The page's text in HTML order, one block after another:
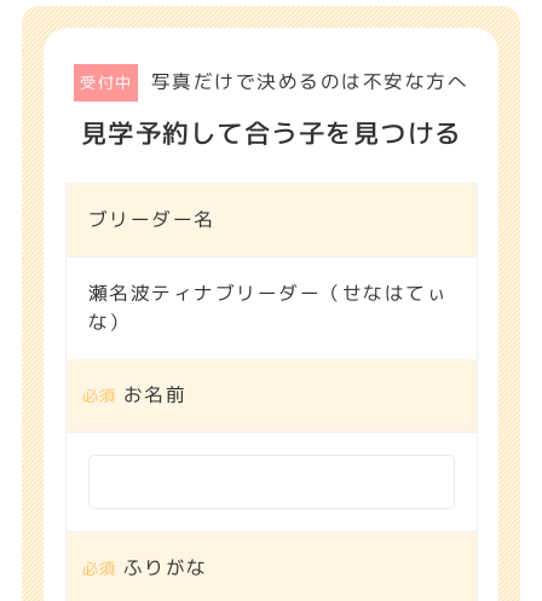
受付中 写真だけで決めるのは不安な方へ
見学予約して合う子を見つける
ブリーダー名
瀬名波ティナブリーダー（せなはてぃ
な）
お名前
ふりがな